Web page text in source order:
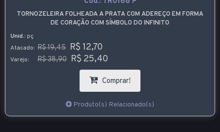
TORNOZELEIRA FOLHEADA A PRATA COM ADEREÇO EM FORMA
DE CORAÇÃO COM SÍMBOLO DO INFINITO
Unid.: pç
Atacado: R$ 19,45 R$ 12,70
Varejo: R$ 38,90 R$ 25,40
Comprar!
Produto(s) Relacionado(s)